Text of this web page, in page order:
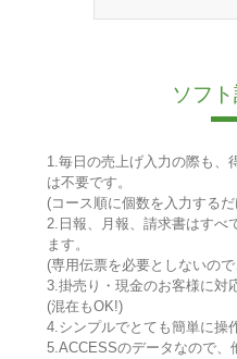
ソフ
1.毎日の売上げ入力の際も、
は不要です。
(コース順に個数を入力する
2.日報、月報、請求書はすべ
ます。
(専用伝票を必要としないの
3.掛売り・現金のお客様に対
(混在もOK!)
4.シンプルでとても簡単に操
5.ACCESSのデータなので、